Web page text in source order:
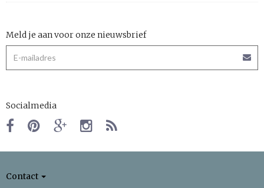
Meld je aan voor onze nieuwsbrief
Socialmedia
Contact